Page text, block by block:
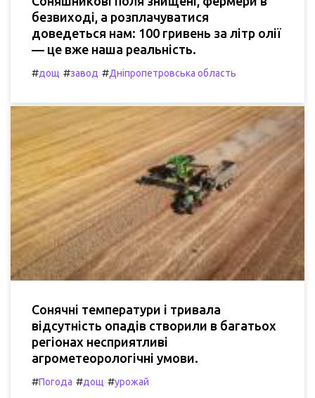
безвиході, а розплачуватися
доведеться нам: 100 гривень за літр олії
— це вже наша реальність.
#дощ #завод #Дніпропетровська область
Сонячні температури і тривала
відсутність опадів створили в багатьох
регіонах несприятливі
агрометеорологічні умови.
#Погода #дощ #урожай